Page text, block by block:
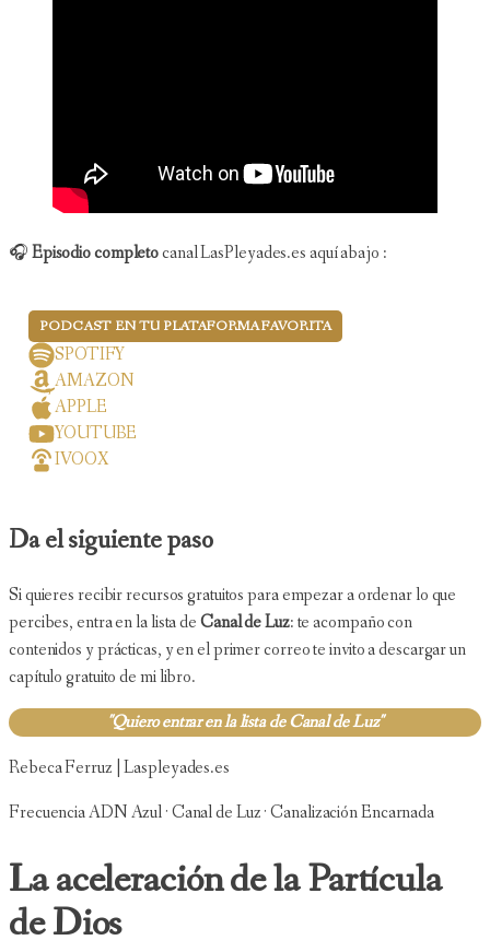
🎧Episodio completocanal LasPleyades.es aquí abajo :
PODCAST EN TU PLATAFORMA FAVORITA
SPOTIFY
AMAZON
APPLE
YOUTUBE
IVOOX
Da el siguiente paso
Si quieres recibir recursos gratuitos para empezar a ordenar lo que
percibes, entra en la lista deCanal de Luz: te acompaño con
contenidos y prácticas, y en el primer correo te invito a descargar un
capítulo gratuito de mi libro.
"Quiero entrar en la lista de Canal de Luz"
Rebeca Ferruz | Laspleyades.es
Frecuencia ADN Azul · Canal de Luz · Canalización Encarnada
La aceleración de la Partícula
de Dios